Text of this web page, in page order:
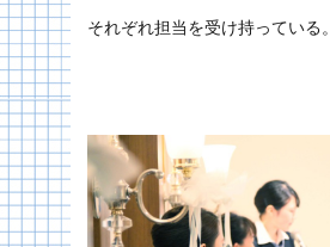
それぞれ担当を受け持っている。